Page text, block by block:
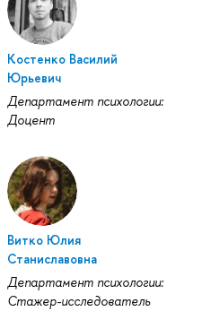
Костенко Василий
Юрьевич
Департамент психологии:
Доцент
Витко Юлия
Станиславовна
Департамент психологии:
Стажер-исследователь